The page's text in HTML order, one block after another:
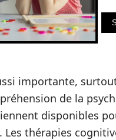
importante,
de la
disponibles
thérapies